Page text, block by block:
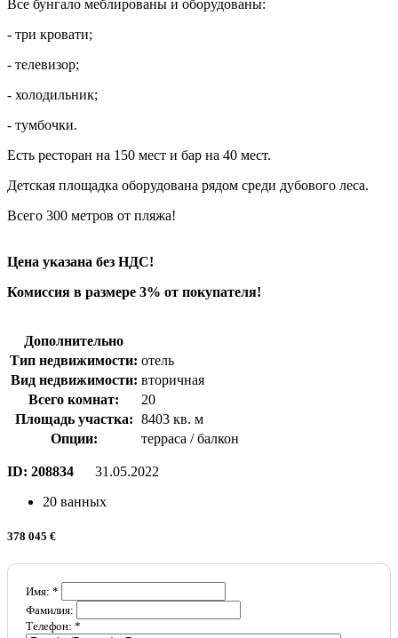
Все бунгало меблированы и оборудованы:
- три кровати;
- телевизор;
- холодильник;
- тумбочки.
Есть ресторан на 150 мест и бар на 40 мест.
Детская площадка оборудована рядом среди дубового леса.
Всего 300 метров от пляжа!
Цена указана без НДС!
Комиссия в размере 3% от покупателя!
Дополнительно
Тип недвижимости: отель
Вид недвижимости: вторичная
Всего комнат:
20
Площадь участка: 8403 кв. м
Опции:
терраса / балкон
ID: 208834
31.05.2022
20 ванных
378 045 €
Имя: *
Фамилия:
Телефон: *